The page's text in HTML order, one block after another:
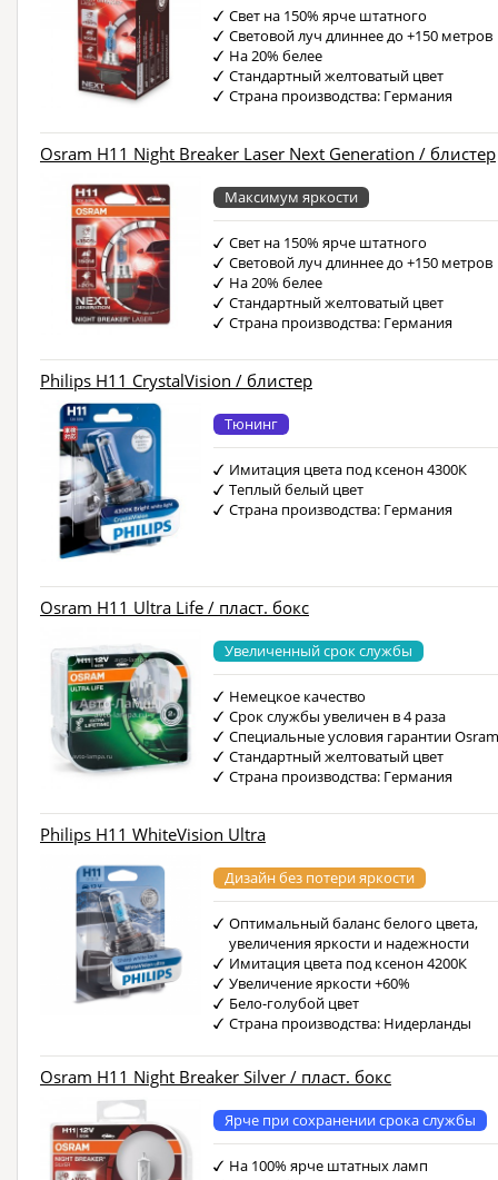
Свет на 150% ярче штатного
Световой луч длиннее до +150 метров
На 20% белее
Стандартный желтоватый цвет
Страна производства: Германия
Osram H11 Night Breaker Laser Next Generation / блистер
Максимум яркости
Свет на 150% ярче штатного
Световой луч длиннее до +150 метров
На 20% белее
Стандартный желтоватый цвет
Страна производства: Германия
Philips H11 CrystalVision / блистер
Тюнинг
Имитация цвета под ксенон 4300К
Теплый белый цвет
Страна производства: Германия
Osram H11 Ultra Life / пласт. бокс
Увеличенный срок службы
Немецкое качество
Срок службы увеличен в 4 раза
Специальные условия гарантии
Стандартный желтоватый цвет
Страна производства: Германия
Philips H11 WhiteVision Ultra
Дизайн без потери яркости
Оптимальный баланс белого цвета,
увеличения яркости и надежности
Имитация цвета под ксенон 4200К
Увеличение яркости +60%
Бело-голубой цвет
Страна производства: Нидерланды
Osram H11 Night Breaker Silver / пласт. бокс
Ярче при сохранении срока службы
На 100% ярче штатных ламп